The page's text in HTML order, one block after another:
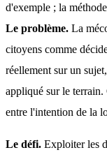
d'exemple ; la
Le problème. La
citoyens comme
réellement sur un
appliqué sur le terrain.
entre l'intention de la
Le défi. Exploiter les